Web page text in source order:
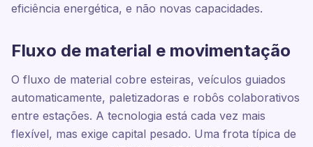
eficiência energética, e não novas capacidades.
Fluxo de material e movimentação
O fluxo de material cobre esteiras, veículos guiados
automaticamente, paletizadoras e robôs colaborativos
entre estações. A tecnologia está cada vez mais
flexível, mas exige capital pesado. Uma frota típica de